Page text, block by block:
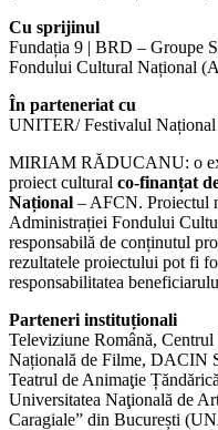
Cu sprijinul
Fundația 9 | BRD – Groupe
Fondului Cultural Național
În parteneriat cu
UNITER/ Festivalul
MIRIAM RĂDUCANU: o
proiect cultural co-finanțat
Național – AFCN. Proiectul
Administrației Fondului
responsabilă de conținutul
rezultatele proiectului pot fi
responsabilitatea
Parteneri instituționali
Televiziune Română,
Națională de Filme, DACIN
Teatrul de Animaţie
Universitatea Naţională de
Caragiale” din București